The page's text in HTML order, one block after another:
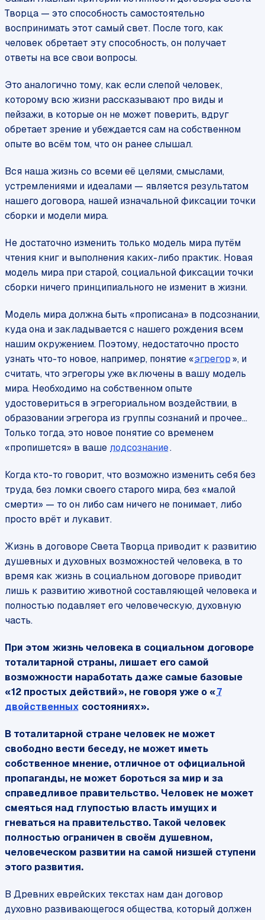
Творца — это способность самостоятельно
воспринимать этот самый свет. После того, как
человек обретает эту способность, он получает
ответы на все свои вопросы.
Это аналогично тому, как если слепой человек,
которому всю жизни рассказывают про виды и
пейзажи, в которые он не может поверить, вдруг
обретает зрение и убеждается сам на собственном
опыте во всём том, что он ранее слышал.
Вся наша жизнь со всеми её целями, смыслами,
устремлениями и идеалами — является результатом
нашего договора, нашей изначальной фиксации точки
сборки и модели мира.
Не достаточно изменить только модель мира путём
чтения книг и выполнения каких-либо практик. Новая
модель мира при старой, социальной фиксации точки
сборки ничего принципиального не изменит в жизни.
Модель мира должна быть «прописана» в подсознании,
куда она и закладывается с нашего рождения всем
нашим окружением. Поэтому, недостаточно просто
узнать что-то новое, например, понятие «эгрегор», и
считать, что эгрегоры уже включены в вашу модель
мира. Необходимо на собственном опыте
удостовериться в эгрегориальном воздействии, в
образовании эгрегора из группы сознаний и прочее…
Только тогда, это новое понятие со временем
«пропишется» в ваше подсознание.
Когда кто-то говорит, что возможно изменить себя без
труда, без ломки своего старого мира, без «малой
смерти» — то он либо сам ничего не понимает, либо
просто врёт и лукавит.
Жизнь в договоре Света Творца приводит к развитию
душевных и духовных возможностей человека, в то
время как жизнь в социальном договоре приводит
лишь к развитию животной составляющей человека и
полностью подавляет его человеческую, духовную
часть.
При этом жизнь человека в социальном договоре
тоталитарной страны, лишает его самой
возможности наработать даже самые базовые
«12 простых действий», не говоря уже о «7
двойственных состояниях».
В тоталитарной стране человек не может
свободно вести беседу, не может иметь
собственное мнение, отличное от официальной
пропаганды, не может бороться за мир и за
справедливое правительство. Человек не может
смеяться над глупостью власть имущих и
гневаться на правительство. Такой человек
полностью ограничен в своём душевном,
человеческом развитии на самой низшей ступени
этого развития.
В Древних еврейских текстах нам дан договор
духовно развивающегося общества, который должен